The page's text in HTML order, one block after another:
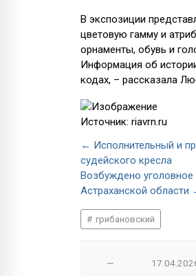
В экспозиции
цветовую гамму и
орнаменты, обувь и
Информация об
кодах, – рассказала
Источник: riavrn.ru
← Исполнительный и
судейского кресла
Возбуждено
Астраханской области
грибановский
—